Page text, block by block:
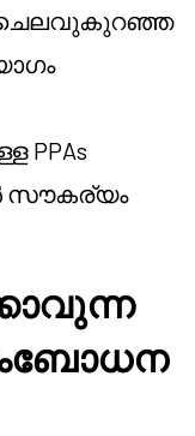
ചെലവുകുറഞ്ഞ
PPAs
സൗകര്യം